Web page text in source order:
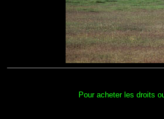
Pour acheter les droits